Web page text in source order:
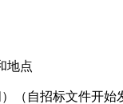
地点
自招标文件开始